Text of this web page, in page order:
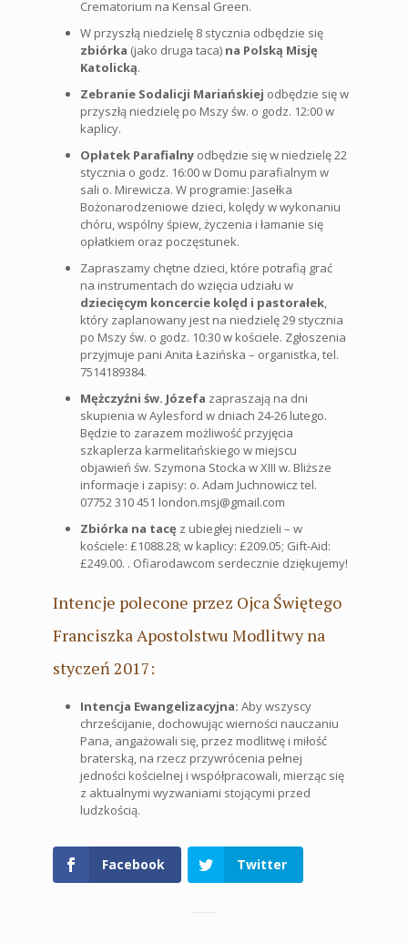
Crematorium na Kensal Green.
W przyszłą niedzielę 8 stycznia odbędzie się
zbiórka (jako druga taca) na Polską Misję
Katolicką.
Zebranie Sodalicji Mariańskiej odbędzie się w
przyszłą niedzielę po Mszy św. o godz. 12:00 w
kaplicy.
Opłatek Parafialny odbędzie się w niedzielę 22
stycznia o godz. 16:00 w Domu parafialnym w
sali o. Mirewicza. W programie: Jasełka
Bożonarodzeniowe dzieci, kolędy w wykonaniu
chóru, wspólny śpiew, życzenia i łamanie się
opłatkiem oraz poczęstunek.
Zapraszamy chętne dzieci, które potrafią grać
na instrumentach do wzięcia udziału w
dziecięcym koncercie kolęd i pastorałek,
który zaplanowany jest na niedzielę 29 stycznia
po Mszy św. o godz. 10:30 w kościele. Zgłoszenia
przyjmuje pani Anita Łazińska – organistka, tel.
7514189384.
Mężczyźni św. Józefa zapraszają na dni
skupienia w Aylesford w dniach 24-26 lutego.
Będzie to zarazem możliwość przyjęcia
szkaplerza karmelitańskiego w miejscu
objawień św. Szymona Stocka w XIII w. Bliższe
informacje i zapisy: o. Adam Juchnowicz tel.
07752 310 451 london.msj@gmail.com
Zbiórka na tacę z ubiegłej niedzieli – w
kościele: £1088.28; w kaplicy: £209.05; Gift-Aid:
£249.00. . Ofiarodawcom serdecznie dziękujemy!
Intencje polecone przez Ojca Świętego
Franciszka Apostolstwu Modlitwy na
styczeń 2017:
Intencja Ewangelizacyjna: Aby wszyscy
chrześcijanie, dochowując wierności nauczaniu
Pana, angażowali się, przez modlitwę i miłość
braterską, na rzecz przywrócenia pełnej
jedności kościelnej i współpracowali, mierząc się
z aktualnymi wyzwaniami stojącymi przed
ludzkością.
Facebook Twitter